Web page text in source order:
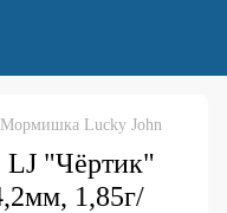
Мормишка Lucky John
"Чёртик"
1,85г/